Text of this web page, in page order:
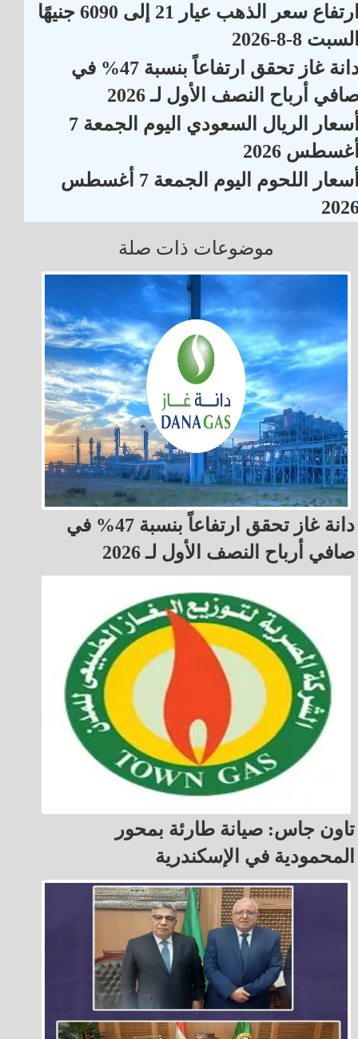
ارتفاع سعر الذهب عيار 21 إلى 6090 جنيهًا
8-8-2026
دانة غاز تحقق ارتفاعاً بنسبة 47% في
أرباح النصف الأول لـ 2026
أسعار الريال السعودي اليوم الجمعة 7
2026
أسعار اللحوم اليوم الجمعة 7 أغسطس
موضوعات ذات صلة
دانة غاز تحقق ارتفاعاً بنسبة 47% في
صافي أرباح النصف الأول لـ 2026
تاون جاس: صيانة طارئة بمحور
المحمودية في الإسكندرية